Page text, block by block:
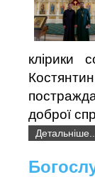
клірики
доброї
Детальніше...